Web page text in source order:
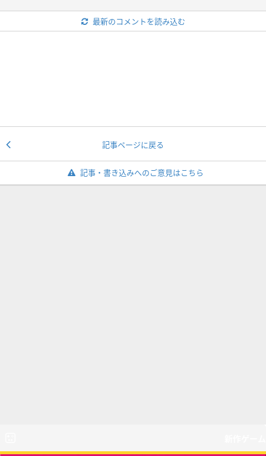
最新のコメントを読み込む
記事ページに戻る
記事・書き込みへのご意見はこちら